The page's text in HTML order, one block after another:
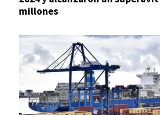
millones